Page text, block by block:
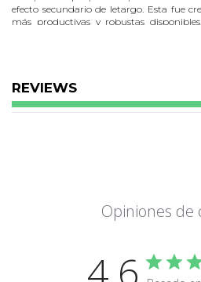
efecto secundario de letargo. Esta fue
más productivas y robustas
Somango XLfeminizada tiene una
Indica. El predominio de la Indica es
tonalidades sedosas púrpura y capullos
Es recomendable que le des a esta
para alcanzar su pleno potencial de
REVIEWS
Opiniones de